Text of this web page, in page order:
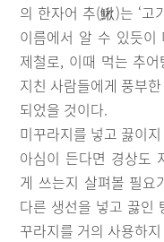
의 한자어 추(鰍)는 ‘고
이름에서 알 수 있듯이
제철로, 이때 먹는 추
지친 사람들에게 풍부
되었을 것이다.
미꾸라지를 넣고 끓이
아심이 든다면 경상도
게 쓰는지 살펴볼 필요
다른 생선을 넣고 끓인
꾸라지를 거의 사용하